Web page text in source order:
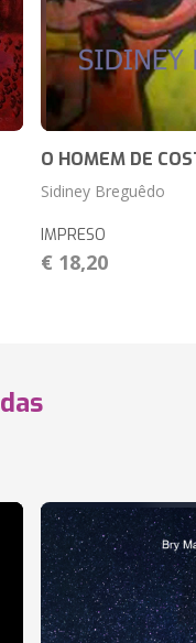
O HOMEM DE
Sidiney Breguêdo
IMPRESO
€ 18,20